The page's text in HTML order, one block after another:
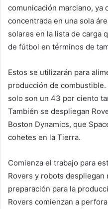
comunicación marciano, ya
concentrada en una sola
solares en la lista de carga
de fútbol en términos de
Estos se utilizarán para
producción de
solo son un 43 por ciento
También se despliegan
Boston Dynamics, que
cohetes en la Tierra.
Comienza el trabajo para
Rovers y robots
preparación para la
Rovers comienzan a